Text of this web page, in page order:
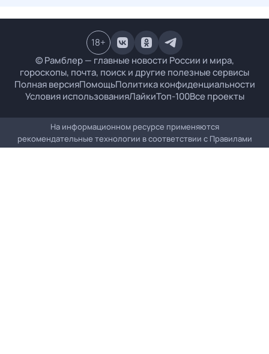
© Рамблер — главные новости России и мира,
гороскопы, почта, поиск и другие полезные сервисы
Полная версияПомощьПолитика конфиденциальности
Условия использованияЛайкиТоп-100Все проекты
18+
На информационном ресурсе применяются
рекомендательные технологии в соответствии с Правилами